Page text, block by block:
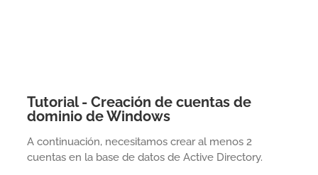
Tutorial - Creación de cuentas de
dominio de Windows
A continuación, necesitamos crear al menos 2
cuentas en la base de datos de Active Directory.